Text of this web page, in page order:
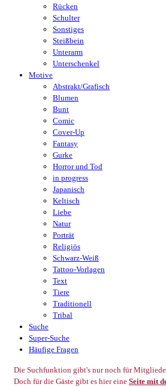
Rücken
Schulter
Sonstiges
Steißbein
Unterarm
Unterschenkel
Motive
Abstrakt/Grafisch
Blumen
Bunt
Comic
Cover-Up
Fantasy
Gurke
Horror und Tod
in progress
Japanisch
Keltisch
Liebe
Natur
Porträt
Religiös
Schwarz-Weiß
Tattoo-Vorlagen
Text
Tiere
Traditionell
Tribal
Suche
Super-Suche
Häufige Fragen
Die Suchfunktion gibt's nur noch für
Doch für die Gäste gibt es hier eine Seite mit